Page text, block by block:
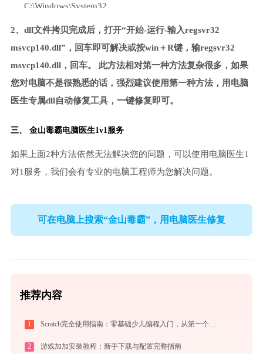
C:\Windows\System32。
2、dll文件拷贝完成后，打开“开始-运行-输入regsvr32
msvcp140.dll”，回车即可解决或按win＋R键，输regsvr32
msvcp140.dll，回车。 此方法相对第一种方法复杂很多，如果
您对电脑不是很熟悉的话，强烈建议使用第一种方法，用电脑
医生专属dll自动修复工具，一键修复即可。
三、 金山毒霸电脑医生1v1服务
如果上面2种方法依然无法解决您的问题，可以使用电脑医生1
对1服务，我们会有专业的电脑工程师为您解决问题。
可在电脑上搜索“金山毒霸”，用电脑医生修复
推荐内容
1 Scratch完全使用指南：零基础少儿编程入门，从第一个作品到独立创作（2026最新）
2 游戏加加安装教程：新手下载与配置完整指南